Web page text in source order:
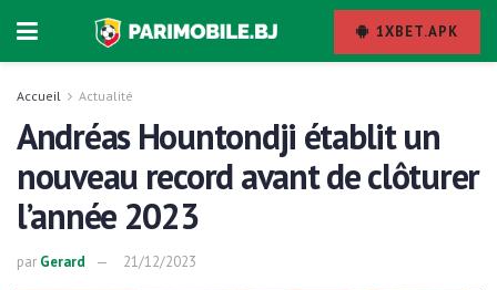
1XBET.APK
Accueil Actualité
Andréas Hountondji établit un
nouveau record avant de clôturer
l’année 2023
par Gerard 21/12/2023